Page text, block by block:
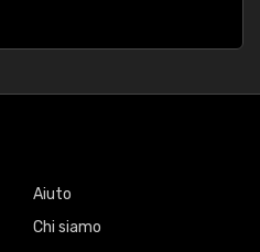
Aiuto
Chi siamo